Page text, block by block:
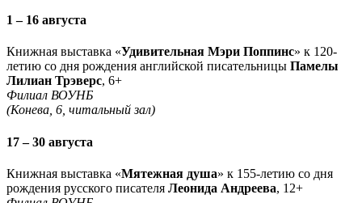
1 – 16 августа
Книжная выставка «Удивительная Мэри Поппинс» к 120-
летию со дня рождения английской писательницы Памелы
Лилиан Трэверс, 6+
Филиал ВОУНБ
(Конева, 6, читальный зал)
17 – 30 августа
Книжная выставка «Мятежная душа» к 155-летию со дня
рождения русского писателя Леонида Андреева, 12+